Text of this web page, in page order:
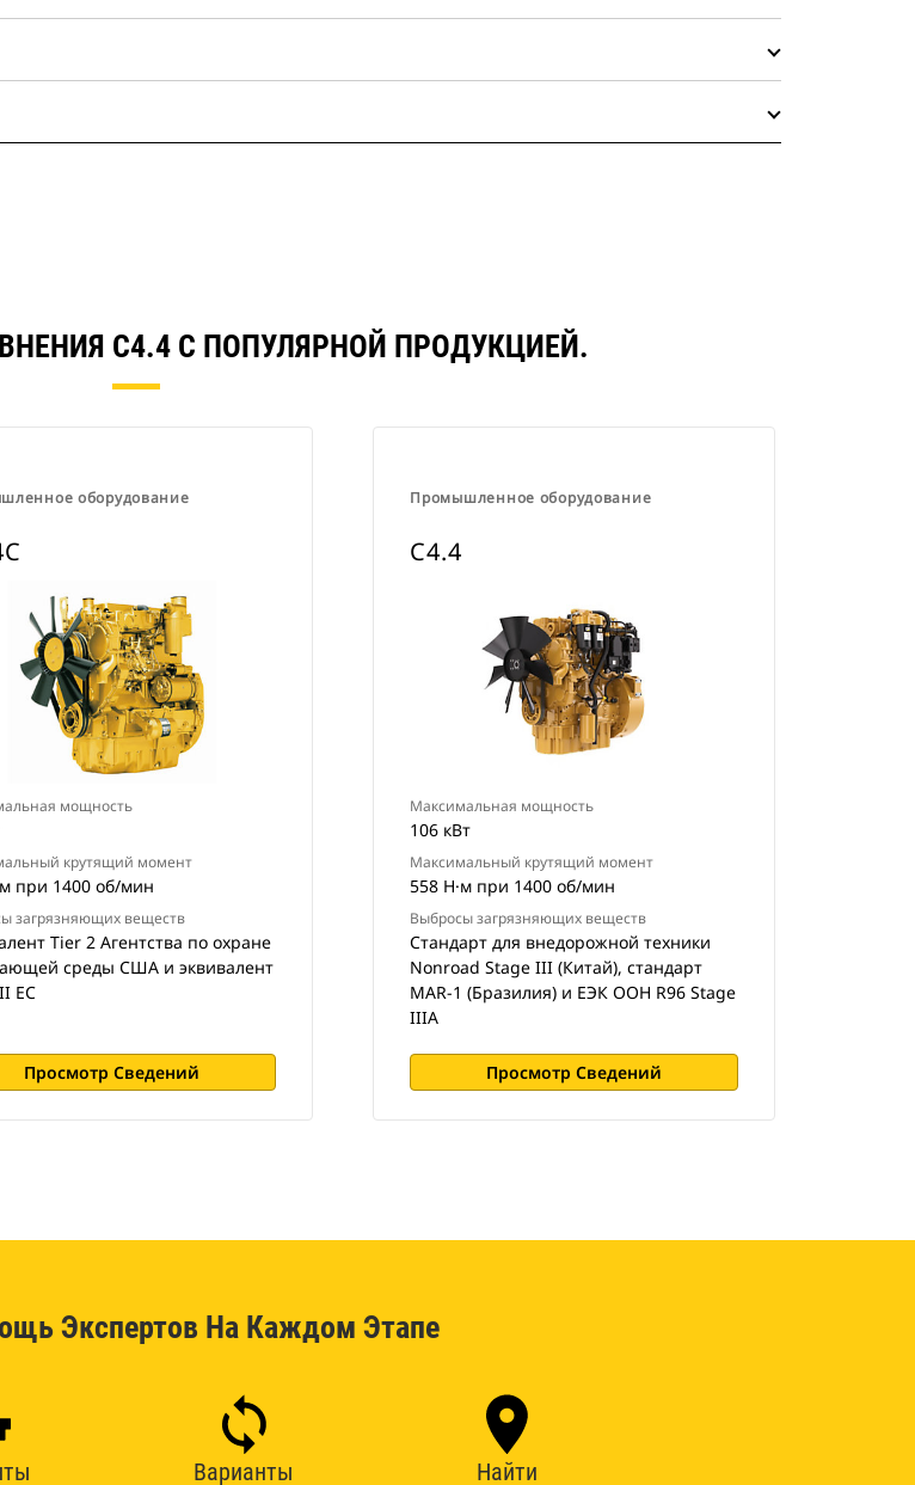
C4.4 С ПОПУЛЯРНОЙ ПРОДУКЦИЕЙ.
оборудование
мощность
крутящий момент
при 1400 об/мин
загрязняющих веществ
Tier 2 Агентства по охране
среды США и эквивалент
ЕС
Просмотр Сведений
Промышленное оборудование
C4.4
Максимальная мощность
106 кВт
Максимальный крутящий момент
558 Н·м при 1400 об/мин
Выбросы загрязняющих веществ
Стандарт для внедорожной техники
Nonroad Stage III (Китай), стандарт
MAR-1 (Бразилия) и ЕЭК ООН R96 Stage
IIIA
Просмотр Сведений
Экспертов На Каждом Этапе
Варианты
Найти